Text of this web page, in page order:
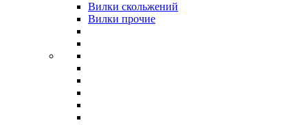
Вилки скольжений
Вилки прочие